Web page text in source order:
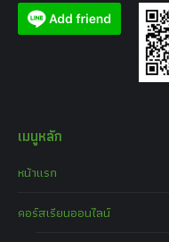
เมนูหลัก
หน้าแรก
คอร์สเรียนออนไลน์